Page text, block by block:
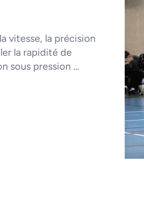
vitesse, la précision
la rapidité de
sous pression ...